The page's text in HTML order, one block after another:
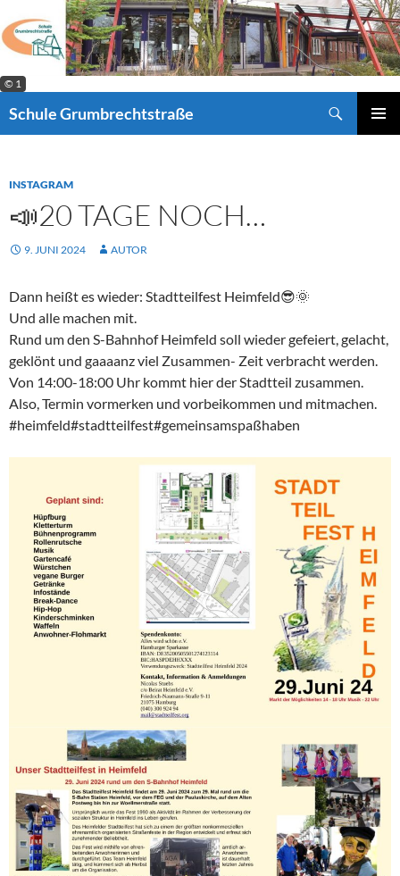
Inhalt
springen
© 1
Schule Grumbrechtstraße
INSTAGRAM
📣20 TAGE NOCH…
9. JUNI 2024 AUTOR
Dann heißt es wieder: Stadtteilfest Heimfeld😎🌞
Und alle machen mit.
Rund um den S-Bahnhof Heimfeld soll wieder gefeiert, gelacht,
geklönt und gaaaanz viel Zusammen- Zeit verbracht werden.
Von 14:00-18:00 Uhr kommt hier der Stadtteil zusammen.
Also, Termin vormerken und vorbeikommen und mitmachen.
#heimfeld#stadtteilfest#gemeinsamspaßhaben